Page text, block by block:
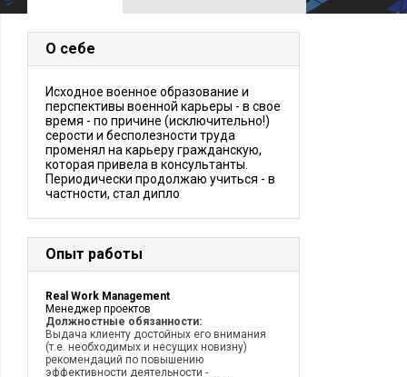
О себе
Исходное военное образование и
перспективы военной карьеры - в свое
время - по причине (исключительно!)
серости и бесполезности труда
променял на карьеру гражданскую,
которая привела в консультанты.
Периодически продолжаю учиться - в
частности, стал дипло
Опыт работы
Real Work Management
Менеджер проектов
Должностные обязанности:
Выдача клиенту достойных его внимания
(т.е. необходимых и несущих новизну)
рекомендаций по повышению
эффективности деятельности -